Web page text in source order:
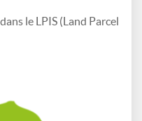
le LPIS (Land Parcel